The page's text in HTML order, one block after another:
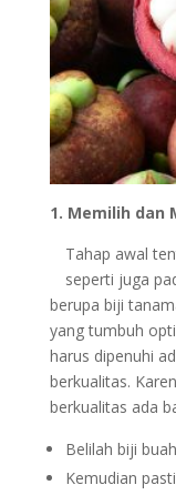
1. Memilih dan
Tahap awal
seperti juga
berupa biji
yang tumbuh
harus dipenuhi
berkualitas.
berkualitas ada
Belilah biji
Kemudian